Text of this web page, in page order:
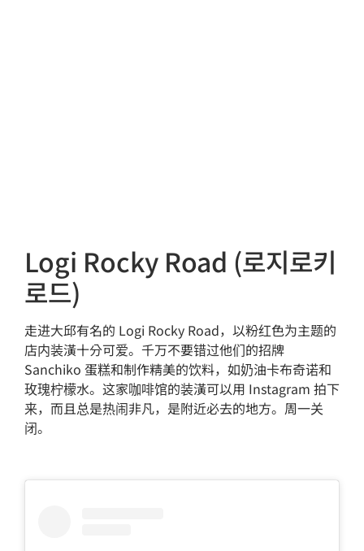
Logi Rocky Road (로지로키
로드)
走进大邱有名的 Logi Rocky Road，以粉红色为主题的
店内装潢十分可爱。千万不要错过他们的招牌
Sanchiko 蛋糕和制作精美的饮料，如奶油卡布奇诺和
玫瑰柠檬水。这家咖啡馆的装潢可以用 Instagram 拍下
来，而且总是热闹非凡，是附近必去的地方。周一关
闭。